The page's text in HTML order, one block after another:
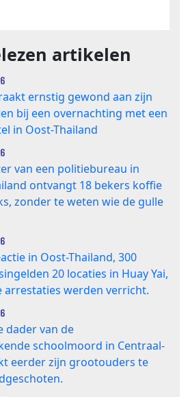
artikelen
ernstig gewond aan zijn
bij een overnachting met een
in Oost-Thailand
van een politiebureau in
ontvangt 18 bekers koffie
zonder te weten wie de gulle
in Oost-Thailand, 300
20 locaties in Huay Yai,
arrestaties werden verricht.
dader van de
schoolmoord in Centraal-
eerder zijn grootouders te